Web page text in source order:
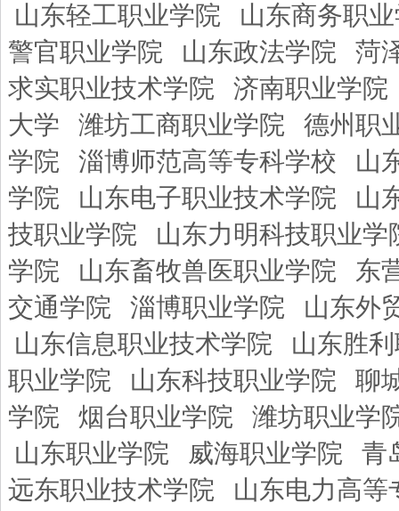
山东轻工职业学院
山东商务职
警官职业学院
山东政法学院
菏
求实职业技术学院
济南职业学院
大学
潍坊工商职业学院
德州职
学院
淄博师范高等专科学校
山
学院
山东电子职业技术学院
山
技职业学院
山东力明科技职业学
学院
山东畜牧兽医职业学院
东
交通学院
淄博职业学院
山东外
山东信息职业技术学院
山东胜
职业学院
山东科技职业学院
聊
学院
烟台职业学院
潍坊职业学
山东职业学院
威海职业学院
青
远东职业技术学院
山东电力高等